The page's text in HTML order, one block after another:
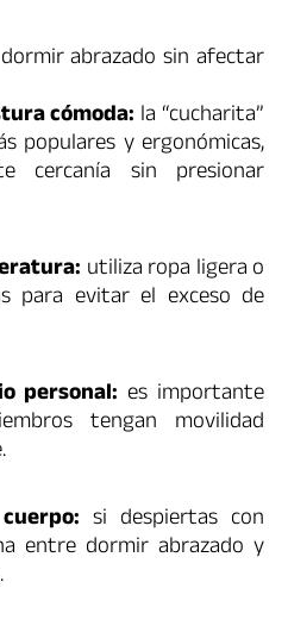
abrazado sin afectar
cómoda: la “cucharita”
populares y ergonómicas,
cercanía sin presionar
utiliza ropa ligera o
para evitar el exceso de
personal: es importante
tengan movilidad
si despiertas con
entre dormir abrazado y